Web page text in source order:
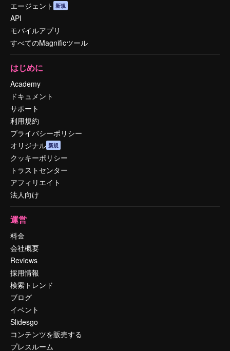
エージェント 新規
API
モバイルアプリ
すべてのMagnificツール
はじめに
Academy
ドキュメント
サポート
利用規約
プライバシーポリシー
オリジナル 新規
クッキーポリシー
トラストセンター
アフィリエイト
法人向け
運営
料金
会社概要
Reviews
採用情報
検索トレンド
ブログ
イベント
Slidesgo
コンテンツを販売する
プレスルーム